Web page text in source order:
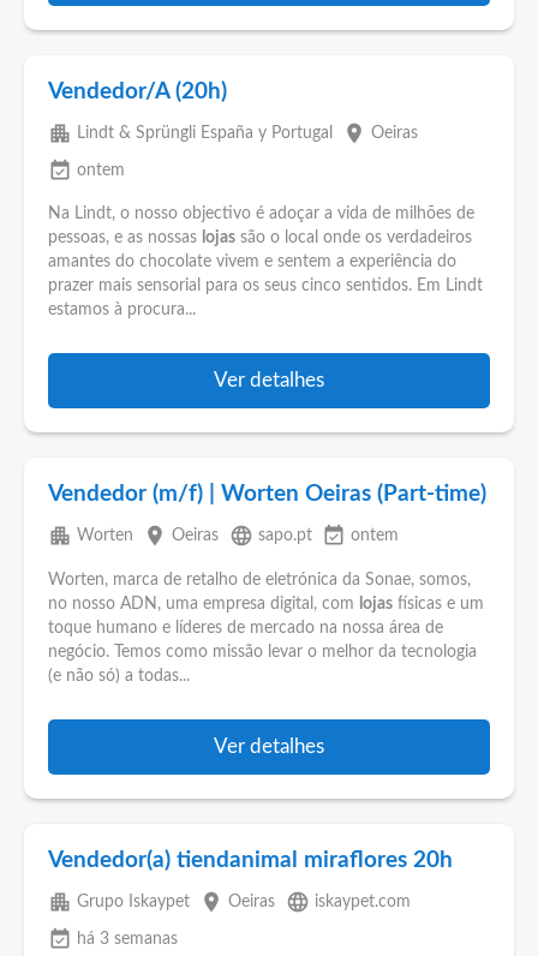
Vendedor/A (20h)
apartment Lindt & Sprüngli España y Portugal place Oeiras
event_available ontem
Na Lindt, o nosso objectivo é adoçar a vida de milhões de
pessoas, e as nossas lojas são o local onde os verdadeiros
amantes do chocolate vivem e sentem a experiência do
prazer mais sensorial para os seus cinco sentidos. Em Lindt
estamos à procura...
Ver detalhes
Vendedor (m/f) | Worten Oeiras (Part-time)
apartment Worten place Oeiras language sapo.pt event_available ontem
Worten, marca de retalho de eletrónica da Sonae, somos,
no nosso ADN, uma empresa digital, com lojas físicas e um
toque humano e líderes de mercado na nossa área de
negócio. Temos como missão levar o melhor da tecnologia
(e não só) a todas...
Ver detalhes
Vendedor(a) tiendanimal miraflores 20h
apartment Grupo Iskaypet place Oeiras language iskaypet.com
event_available há 3 semanas